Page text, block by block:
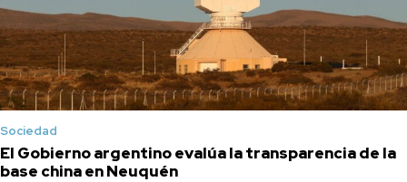
Sociedad
El Gobierno argentino evalúa la transparencia de la
base china en Neuquén